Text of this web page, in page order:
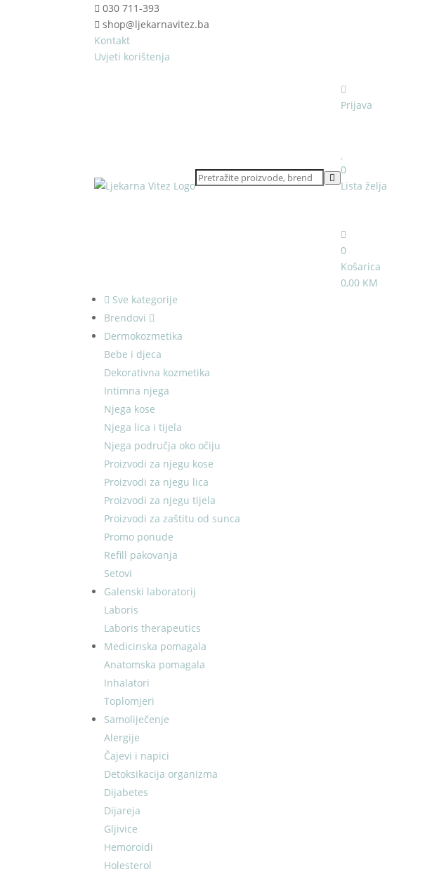
030 711-393
shop@ljekarnavitez.ba
Kontakt
Uvjeti korištenja
Prijava
0
Lista želja
0
Košarica
0,00 KM
Sve kategorije
Brendovi
Dermokozmetika
Bebe i djeca
Dekorativna kozmetika
Intimna njega
Njega kose
Njega lica i tijela
Njega područja oko očiju
Proizvodi za njegu kose
Proizvodi za njegu lica
Proizvodi za njegu tijela
Proizvodi za zaštitu od sunca
Promo ponude
Refill pakovanja
Setovi
Galenski laboratorij
Laboris
Laboris therapeutics
Medicinska pomagala
Anatomska pomagala
Inhalatori
Toplomjeri
Samoliječenje
Alergije
Čajevi i napici
Detoksikacija organizma
Dijabetes
Dijareja
Gljivice
Hemoroidi
Holesterol